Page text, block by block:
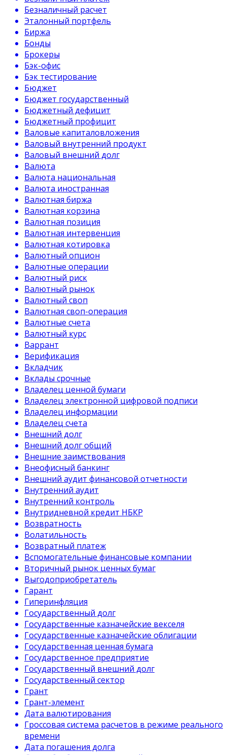
Безналичный расчет
Эталонный портфель
Биржа
Бонды
Брокеры
Бэк-офис
Бэк тестирование
Бюджет
Бюджет государственный
Бюджетный дефицит
Бюджетный профицит
Валовые капиталовложения
Валовый внутренний продукт
Валовый внешний долг
Валюта
Валюта национальная
Валюта иностранная
Валютная биржа
Валютная корзина
Валютная позиция
Валютная интервенция
Валютная котировка
Валютный опцион
Валютные операции
Валютный риск
Валютный рынок
Валютный своп
Валютная своп-операция
Валютные счета
Валютный курс
Варрант
Верификация
Вкладчик
Вклады срочные
Владелец ценной бумаги
Владелец электронной цифровой подписи
Владелец информации
Владелец счета
Внешний долг
Внешний долг общий
Внешние заимствования
Внеофисный банкинг
Внешний аудит финансовой отчетности
Внутренний аудит
Внутренний контроль
Внутридневной кредит НБКР
Возвратность
Волатильность
Возвратный платеж
Вспомогательные финансовые компании
Вторичный рынок ценных бумаг
Выгодоприобретатель
Гарант
Гиперинфляция
Государственный долг
Государственные казначейские векселя
Государственные казначейские облигации
Государственная ценная бумага
Государственное предприятие
Государственный внешний долг
Государственный сектор
Грант
Грант-элемент
Дата валютирования
Гроссовая система расчетов в режиме реального
времени
Дата погашения долга